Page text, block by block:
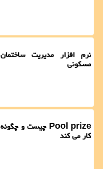
نرم افزار مدیریت ساختمان
مسکونی
Pool prize چیست و چگونه
کار می کند